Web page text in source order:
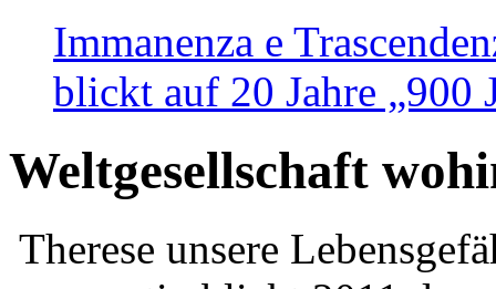
Immanenza e
blickt auf 20 Jahre „900
Weltgesellschaft
Therese unsere